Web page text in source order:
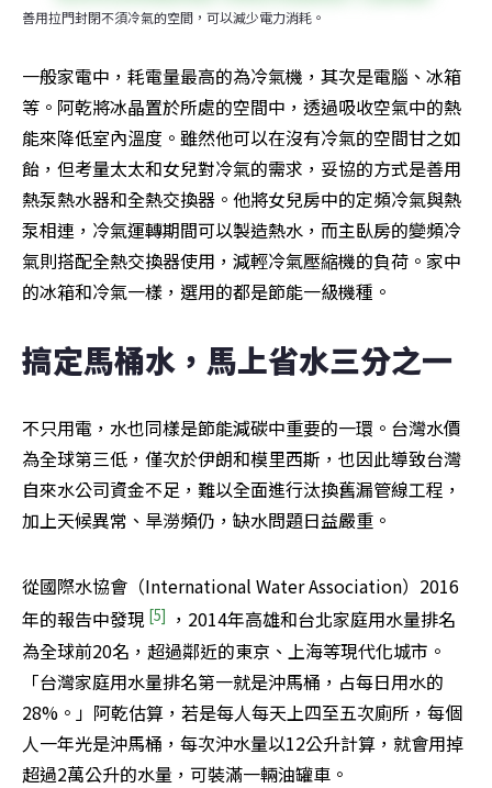
善用拉門封閉不須冷氣的空間，可以減少電力消耗。
一般家電中，耗電量最高的為冷氣機，其次是電腦、冰箱
等。阿乾將冰晶置於所處的空間中，透過吸收空氣中的熱
能來降低室內溫度。雖然他可以在沒有冷氣的空間甘之如
飴，但考量太太和女兒對冷氣的需求，妥協的方式是善用
熱泵熱水器和全熱交換器。他將女兒房中的定頻冷氣與熱
泵相連，冷氣運轉期間可以製造熱水，而主臥房的變頻冷
氣則搭配全熱交換器使用，減輕冷氣壓縮機的負荷。家中
的冰箱和冷氣一樣，選用的都是節能一級機種。
搞定馬桶水，馬上省水三分之一
不只用電，水也同樣是節能減碳中重要的一環。台灣水價
為全球第三低，僅次於伊朗和模里西斯，也因此導致台灣
自來水公司資金不足，難以全面進行汰換舊漏管線工程，
加上天候異常、旱澇頻仍，缺水問題日益嚴重。
從國際水協會（International Water Association）2016
年的報告中發現 [5] ，2014年高雄和台北家庭用水量排名
為全球前20名，超過鄰近的東京、上海等現代化城市。
「台灣家庭用水量排名第一就是沖馬桶，占每日用水的
28%。」阿乾估算，若是每人每天上四至五次廁所，每個
人一年光是沖馬桶，每次沖水量以12公升計算，就會用掉
超過2萬公升的水量，可裝滿一輛油罐車。